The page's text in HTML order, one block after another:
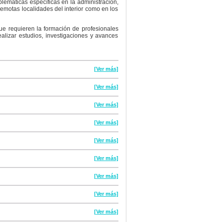
específicas en la administración,
localidades del interior como en los
requieren la formación de profesionales
estudios, investigaciones y avances
[Ver más]
[Ver más]
[Ver más]
[Ver más]
[Ver más]
[Ver más]
[Ver más]
[Ver más]
[Ver más]